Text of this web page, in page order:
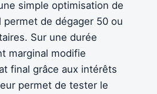
simple optimisation de
de dégager 50 ou
Sur une durée
marginal modifie
final grâce aux intérêts
permet de tester le